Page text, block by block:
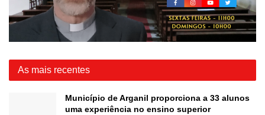
As mais recentes
Município de Arganil proporciona a 33 alunos
uma experiência no ensino superior